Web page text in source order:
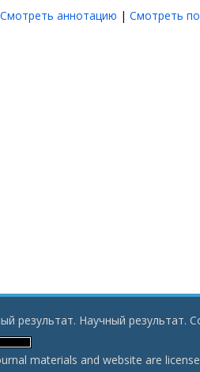
Смотреть аннотацию | Смотреть
результат. Научный результат.
materials and website are